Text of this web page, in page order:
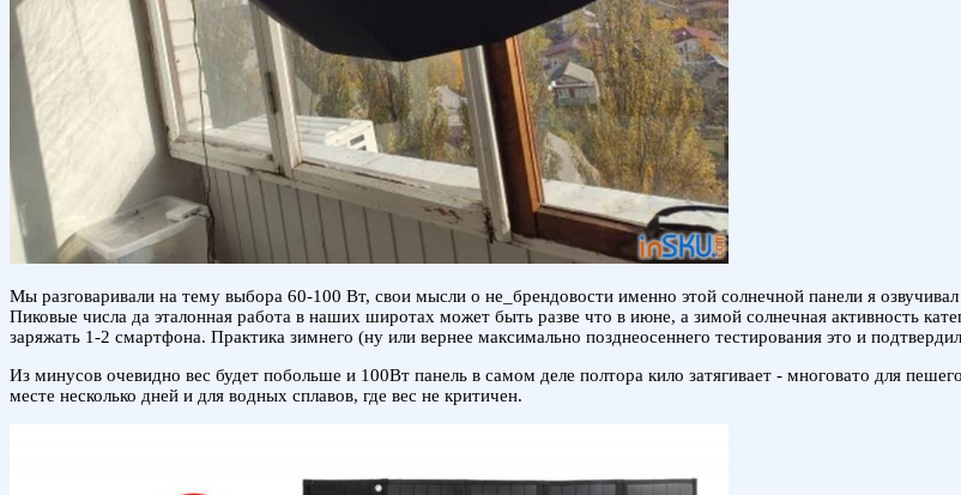
Мы разговаривали на тему выбора 60-100 Вт, свои мысли о не_брендовости именно этой солнечной панели я
Пиковые числа да эталонная работа в наших широтах может быть разве что в июне, а зимой солнечная активность
заряжать 1-2 смартфона. Практика зимнего (ну или вернее максимально позднеосеннего тестирования это и
Из минусов очевидно вес будет побольше и 100Вт панель в самом деле полтора кило затягивает - многовато для
месте несколько дней и для водных сплавов, где вес не критичен.